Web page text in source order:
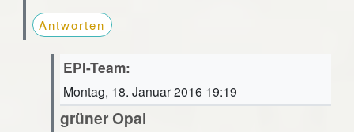
Antworten
EPI-Team:
Montag, 18. Januar 2016 19:19
grüner Opal